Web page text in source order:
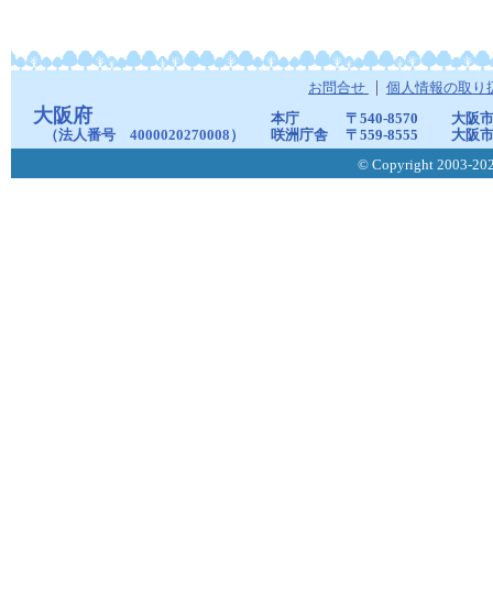
お問合せ 個人情報の取り
大阪府
（法人番号 4000020270008）
本庁 〒540-8570
大阪
咲洲庁舎
〒559-8555
大阪
© Copyright 2003-